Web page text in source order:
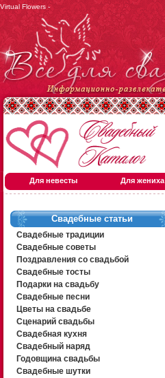
Virtual Flowers -
Для невесты Для жениха
Свадебные статьи
Свадебные традиции
Свадебные советы
Поздравления со свадьбой
Свадебные тосты
Подарки на свадьбу
Свадебные песни
Цветы на свадьбе
Сценарий свадьбы
Свадебная кухня
Свадебный наряд
Годовщина свадьбы
Свадебные шутки